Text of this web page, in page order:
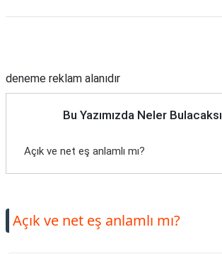
deneme reklam alanıdır
Bu Yazımızda Neler
Açık ve net eş anlamlı mı?
Açık ve net eş anlamlı mı?